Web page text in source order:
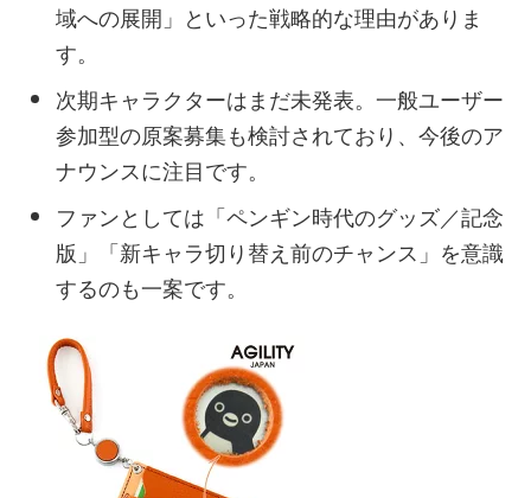
域への展開」といった戦略的な理由がありま
す。
次期キャラクターはまだ未発表。一般ユーザー
参加型の原案募集も検討されており、今後のア
ナウンスに注目です。
ファンとしては「ペンギン時代のグッズ／記念
版」「新キャラ切り替え前のチャンス」を意識
するのも一案です。